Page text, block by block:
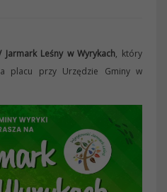
Jarmark Leśny w Wyrykach, który
placu przy Urzędzie Gminy w